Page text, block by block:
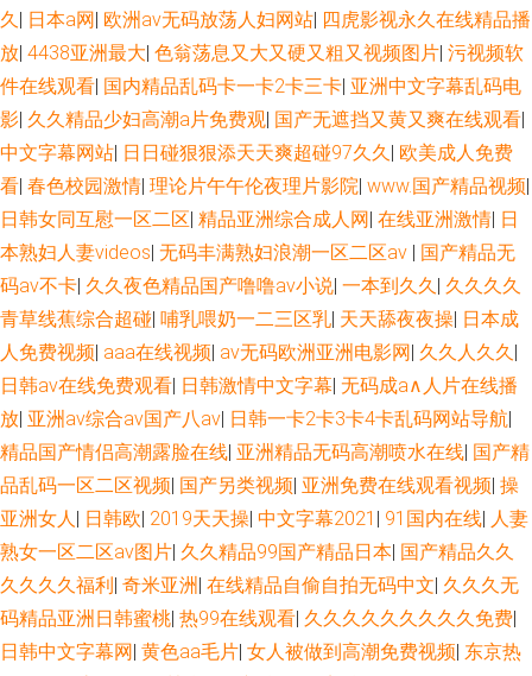
久| 日本a网| 欧洲av无码放荡人妇网站| 四虎影视永久在线精品播
放| 4438亚洲最大| 色翁荡息又大又硬又粗又视频图片| 污视频软
件在线观看| 国内精品乱码卡一卡2卡三卡| 亚洲中文字幕乱码电
影| 久久精品少妇高潮a片免费观| 国产无遮挡又黄又爽在线观看|
中文字幕网站| 日日碰狠狠添天天爽超碰97久久| 欧美成人免费
看| 春色校园激情| 理论片午午伦夜理片影院| www.国产精品视频|
日韩女同互慰一区二区| 精品亚洲综合成人网| 在线亚洲激情| 日
本熟妇人妻videos| 无码丰满熟妇浪潮一区二区av | 国产精品无
码av不卡| 久久夜色精品国产噜噜av小说| 一本到久久| 久久久久
青草线蕉综合超碰| 哺乳喂奶一二三区乳| 天天舔夜夜操| 日本成
人免费视频| aaa在线视频| av无码欧洲亚洲电影网| 久久人久久|
日韩av在线免费观看| 日韩激情中文字幕| 无码成a∧人片在线播
放| 亚洲aⅴ综合av国产八av| 日韩一卡2卡3卡4卡乱码网站导航|
精品国产情侣高潮露脸在线| 亚洲精品无码高潮喷水在线| 国产精
品乱码一区二区视频| 国产另类视频| 亚洲免费在线观看视频| 操
亚洲女人| 日韩欧| 2019天天操| 中文字幕2021 | 91国内在线| 人妻
熟女一区二区aⅴ图片| 久久精品99国产精品日本| 国产精品久久
久久久久福利| 奇米亚洲 | 在线精品自偷自拍无码中文| 久久久无
码精品亚洲日韩蜜桃| 热99在线观看| 久久久久久久久久久免费|
日韩中文字幕网| 黄色aa毛片| 女人被做到高潮免费视频| 东京热